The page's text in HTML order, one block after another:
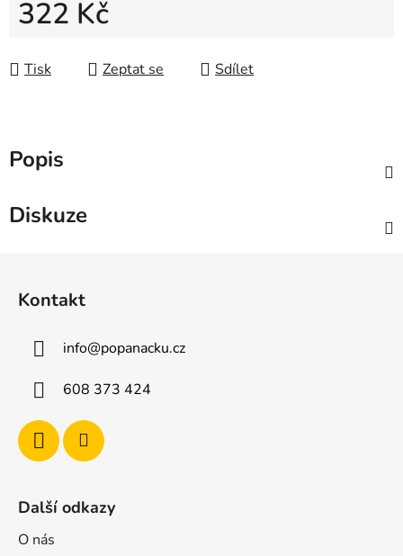
322 Kč
Tisk
Zeptat se Sdílet
Popis
Diskuze
Kontakt
info@popanacku.cz
608 373 424
Další odkazy
O nás